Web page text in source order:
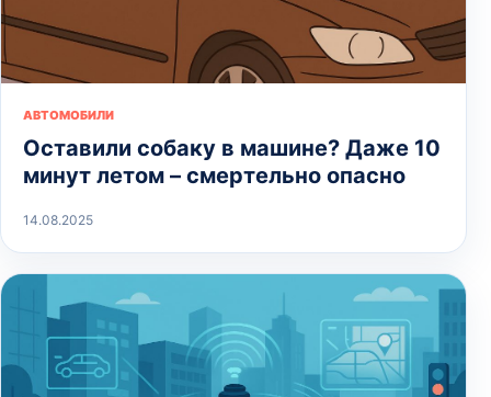
АВТОМОБИЛИ
Оставили собаку в машине? Даже 10
минут летом – смертельно опасно
14.08.2025